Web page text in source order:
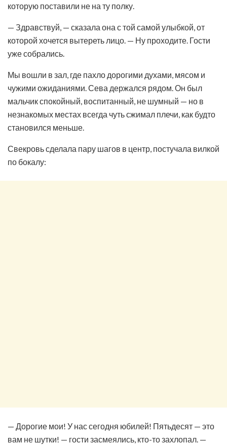
которую поставили не на ту полку.
— Здравствуй, — сказала она с той самой улыбкой, от
которой хочется вытереть лицо. — Ну проходите. Гости
уже собрались.
Мы вошли в зал, где пахло дорогими духами, мясом и
чужими ожиданиями. Сева держался рядом. Он был
мальчик спокойный, воспитанный, не шумный — но в
незнакомых местах всегда чуть сжимал плечи, как будто
становился меньше.
Свекровь сделала пару шагов в центр, постучала вилкой
по бокалу:
— Дорогие мои! У нас сегодня юбилей! Пятьдесят — это
вам не шутки! — гости засмеялись, кто-то захлопал. —